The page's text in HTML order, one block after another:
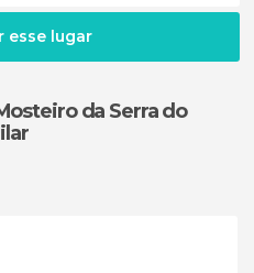
esse lugar
da Serra do